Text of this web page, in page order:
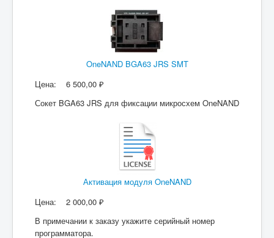
OneNAND BGA63 JRS SMT
Цена:
6 500,00 ₽
Сокет BGA63 JRS для фиксации микросхем OneNAND
Активация модуля OneNAND
Цена:
2 000,00 ₽
В примечании к заказу укажите серийный номер
программатора.